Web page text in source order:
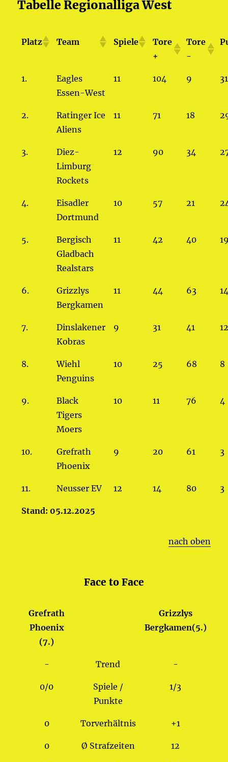
Tabelle Regionalliga West
Platz Team Spiele
Tore
+
Tore
-
1.
Eagles
Essen-West
11 104 9 31
2.
Ratinger Ice
Aliens
11 71 18
3.
Diez-
Limburg
Rockets
12 90 34
4.
Eisadler
Dortmund
10 57 21
5.
Bergisch
Gladbach
Realstars
11 42 40
6.
Grizzlys
Bergkamen
11 44 63
7.
Dinslakener
Kobras
9 31 41
8.
Wiehl
Penguins
10 25 68 8
9.
Black
Tigers
Moers
10 11 76 4
10.
Grefrath
Phoenix
9 20 61 3
11. Neusser EV 12 14 80 3
Stand: 05.12.2025
nach oben
Face to Face
Grefrath
Phoenix
(7.)
Grizzlys
Bergkamen(5.)
- Trend -
0/0
Spiele /
Punkte
1/3
0 Torverhältnis +1
0 Ø Strafzeiten 12